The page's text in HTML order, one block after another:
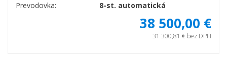
Prevodovka: 8-st. automatická
38 500,00 €
31 300,81 € bez DPH